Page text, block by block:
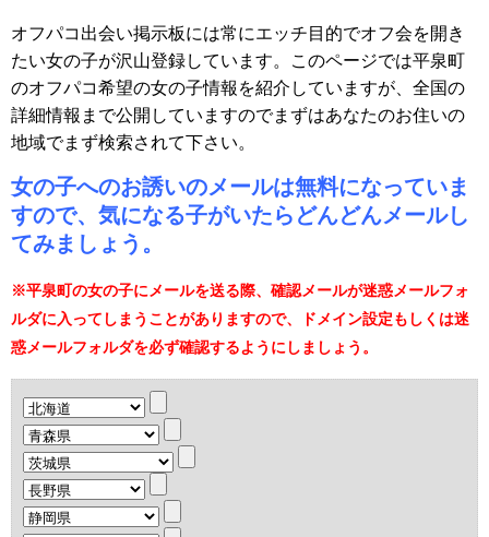
オフパコ出会い掲示板には常にエッチ目的でオフ会を開き
たい女の子が沢山登録しています。このページでは平泉町
のオフパコ希望の女の子情報を紹介していますが、全国の
詳細情報まで公開していますのでまずはあなたのお住いの
地域でまず検索されて下さい。
女の子へのお誘いのメールは無料になっていま
すので、気になる子がいたらどんどんメールし
てみましょう。
※平泉町の女の子にメールを送る際、確認メールが迷惑メールフォ
ルダに入ってしまうことがありますので、ドメイン設定もしくは迷
惑メールフォルダを必ず確認するようにしましょう。